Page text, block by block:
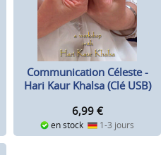
Communication Céleste -
Hari Kaur Khalsa (Clé USB)
6,99 €
en stock 1-3 jours